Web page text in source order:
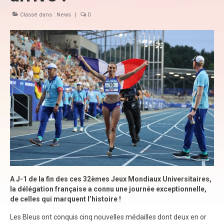
LES MEDAILLES TRICOLORES
PHOTOTHEQUE
Classé dans : News 0
A J-1 de la fin des ces 32èmes Jeux Mondiaux Universitaires,
la délégation française a connu une journée exceptionnelle,
de celles qui marquent l’histoire !
Les Bleus ont conquis cinq nouvelles médailles dont deux en or